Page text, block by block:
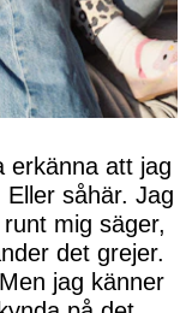
erkänna att jag
såhär. Jag
mig säger,
det grejer.
jag känner